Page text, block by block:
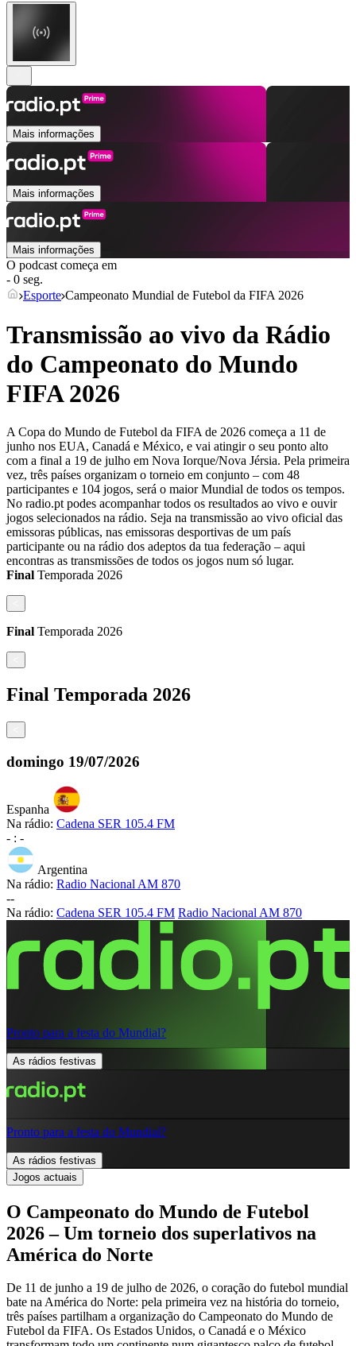
Mais informações
Mais informações
Mais informações
O podcast começa em
- 0 seg.
Esporte Campeonato Mundial de Futebol da FIFA 2026
Transmissão ao vivo da Rádio
do Campeonato do Mundo
FIFA 2026
A Copa do Mundo de Futebol da FIFA de 2026 começa a 11 de
junho nos EUA, Canadá e México, e vai atingir o seu ponto alto
com a final a 19 de julho em Nova Iorque/Nova Jérsia. Pela primeira
vez, três países organizam o torneio em conjunto – com 48
participantes e 104 jogos, será o maior Mundial de todos os tempos.
No radio.pt podes acompanhar todos os resultados ao vivo e ouvir
jogos selecionados na rádio. Seja na transmissão ao vivo oficial das
emissoras públicas, nas emissoras desportivas de um país
participante ou na rádio dos adeptos da tua federação – aqui
encontras as transmissões de todos os jogos num só lugar.
Final Temporada 2026
Final Temporada 2026
Final Temporada 2026
domingo 19/07/2026
Espanha
Na rádio: Cadena SER 105.4 FM
- : -
Argentina
Na rádio: Radio Nacional AM 870
--
Na rádio: Cadena SER 105.4 FM Radio Nacional AM 870
Pronto para a festa do Mundial?
As rádios festivas
Pronto para a festa do Mundial?
As rádios festivas
Jogos actuais
O Campeonato do Mundo de Futebol
2026 – Um torneio dos superlativos na
América do Norte
De 11 de junho a 19 de julho de 2026, o coração do futebol mundial
bate na América do Norte: pela primeira vez na história do torneio,
três países partilham a organização do Campeonato do Mundo de
Futebol da FIFA. Os Estados Unidos, o Canadá e o México